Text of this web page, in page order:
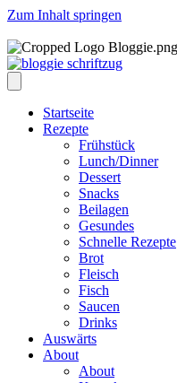
Zum Inhalt springen
Startseite
Rezepte
Frühstück
Lunch/Dinner
Dessert
Snacks
Beilagen
Gesundes
Schnelle Rezepte
Brot
Fleisch
Fisch
Saucen
Drinks
Auswärts
About
About